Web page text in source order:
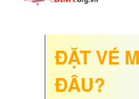
ĐẶT VÉ
ĐÂU?